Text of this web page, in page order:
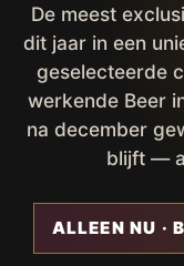
De meest
dit jaar in een
geselecteerde
werkende Beer
na december
blijft —
ALLEEN NU ·